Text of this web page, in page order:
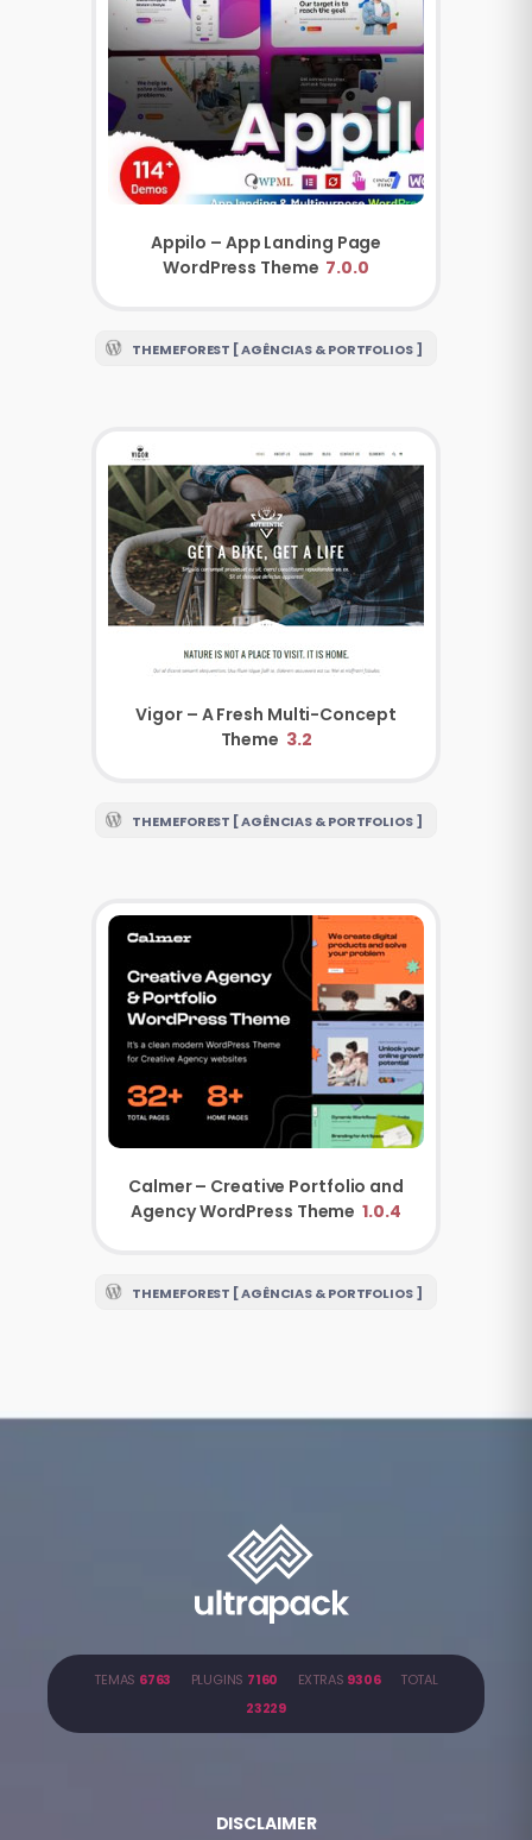
Appilo – App Landing Page
WordPress Theme 7.0.0
THEMEFOREST [ AGÊNCIAS & PORTFOLIOS ]
Vigor – A Fresh Multi-Concept
Theme 3.2
THEMEFOREST [ AGÊNCIAS & PORTFOLIOS ]
Calmer – Creative Portfolio and
Agency WordPress Theme 1.0.4
THEMEFOREST [ AGÊNCIAS & PORTFOLIOS ]
TEMAS 6763 PLUGINS 7160 EXTRAS 9306TOTAL
23229
DISCLAIMER